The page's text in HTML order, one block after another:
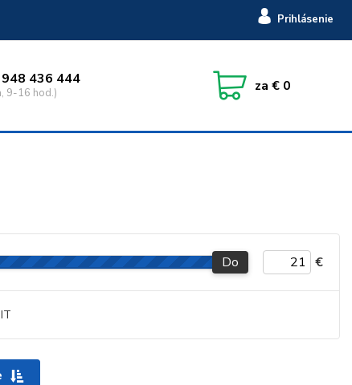
Prihlásenie
436 444
9-16 hod.) za € 0
Do €